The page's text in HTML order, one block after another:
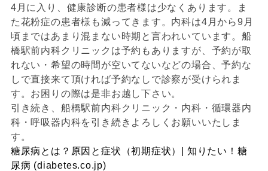
4月に入り、健康診断の患者様は少なくあります。ま
た花粉症の患者様も減ってきます。内科は4月から9月
頃まではあまり混まない時期と言われいています。船
橋駅前内科クリニックは予約もありますが、予約が取
れない・希望の時間が空いてないなどの場合、予約な
しで直接来て頂ければ予約なしで診察が受けられま
す。お困りの際は是非お越し下さい。
引き続き、船橋駅前内科クリニック・内科・循環器内
科・呼吸器内科を引き続きよろしくお願いいたしま
す。
糖尿病とは？原因と症状（初期症状）| 知りたい！糖
尿病 (diabetes.co.jp)